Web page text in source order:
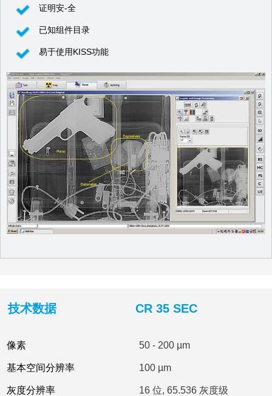
16 位, 65.536 灰度级
基本空间分辨率
50 - 200 µm
CR 35 SEC
灰度分辨率
技术数据
100 µm
像素
易于使用KISS功能
已知组件目录
证明安-全